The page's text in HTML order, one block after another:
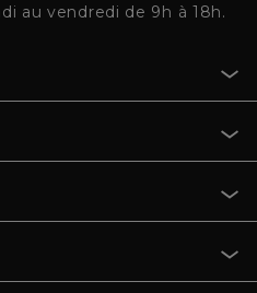
au vendredi de 9h à 18h.